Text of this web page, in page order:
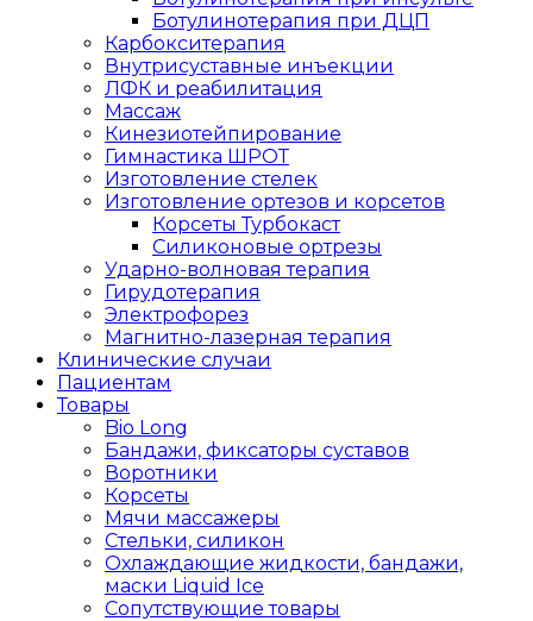
Ботулинотерапия при ДЦП
Карбокситерапия
Внутрисуставные инъекции
ЛФК и реабилитация
Массаж
Кинезиотейпирование
Гимнастика ШРОТ
Изготовление стелек
Изготовление ортезов и корсетов
Корсеты Турбокаст
Силиконовые ортрезы
Ударно-волновая терапия
Гирудотерапия
Электрофорез
Магнитно-лазерная терапия
Клинические случаи
Пациентам
Товары
Bio Long
Бандажи, фиксаторы суставов
Воротники
Корсеты
Мячи массажеры
Стельки, силикон
Охлаждающие жидкости, бандажи,
маски Liquid Ice
Сопутствующие товары